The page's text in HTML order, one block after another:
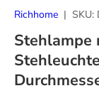
Richhome | SKU:
Stehlampe